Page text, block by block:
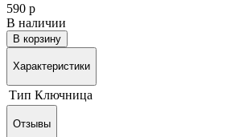
590 р
В наличии
В корзину
Характеристики
Тип Ключница
Отзывы